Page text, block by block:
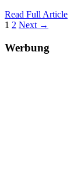
Read Full Article
1 2 Next →
Werbung